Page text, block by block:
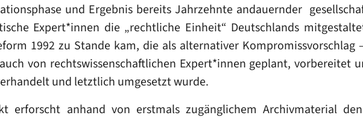
und Ergebnis bereits Jahrzehnte andauernder
Expert*innen die „rechtliche Einheit“ Deutschlands
1992 zu Stande kam, die als alternativer Kompromissvorschlag
von rechtswissenschaftlichen Expert*innen geplant, vorbereitet
und letztlich umgesetzt wurde.
erforscht anhand von erstmals zugänglichem Archivmaterial